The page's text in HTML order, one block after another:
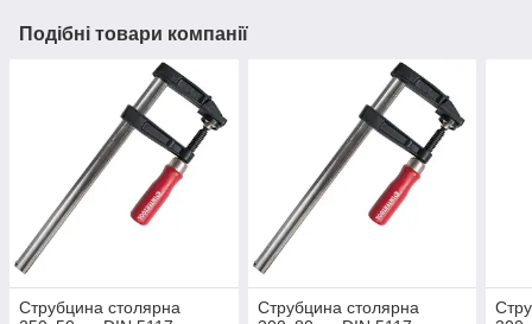
Подібні товари компанії
Струбцина столярна
Струбцина столярна